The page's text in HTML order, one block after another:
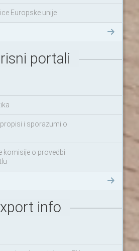
Europske unije
portali
i sporazumi o
komisije o provedbi
info